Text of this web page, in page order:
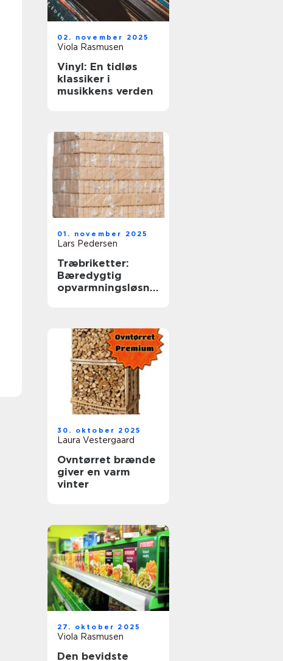
02. november 2025
Viola Rasmusen
Vinyl: En tidløs
klassiker i
musikkens verden
01. november 2025
Lars Pedersen
Træbriketter:
Bæredygtig
opvarmningsløsnin
30. oktober 2025
Laura Vestergaard
Ovntørret brænde
giver en varm
vinter
27. oktober 2025
Viola Rasmusen
Den bevidste